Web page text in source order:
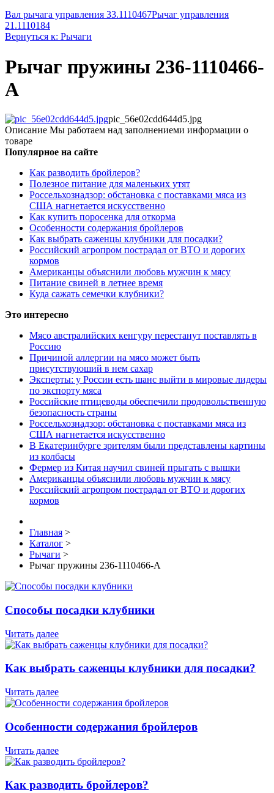
Вал рычага управления 33.1110467Рычаг управления
21.1110184
Вернуться к: Рычаги
Рычаг пружины 236-1110466-
А
pic_56e02cdd644d5.jpg
Описание Мы работаем над заполнениеми информации о
товаре
Популярное на сайте
Как разводить бройлеров?
Полезное питание для маленьких утят
Россельхознадзор: обстановка с поставками мяса из
США нагнетается искусственно
Как купить поросенка для откорма
Особенности содержания бройлеров
Как выбрать саженцы клубники для посадки?
Российский агропром пострадал от ВТО и дорогих
кормов
Американцы объяснили любовь мужчин к мясу
Питание свиней в летнее время
Куда сажать семечки клубники?
Это интересно
Мясо австралийских кенгуру перестанут поставлять в
Россию
Причиной аллергии на мясо может быть
присутствуюший в нем сахар
Эксперты: у России есть шанс выйти в мировые лидеры
по экспорту мяса
Российские птицеводы обеспечили продовольственную
безопасность страны
Россельхознадзор: обстановка с поставками мяса из
США нагнетается искусственно
В Екатеринбурге зрителям были представлены картины
из колбасы
Фермер из Китая научил свиней прыгать с вышки
Американцы объяснили любовь мужчин к мясу
Российский агропром пострадал от ВТО и дорогих
кормов
Главная >
Каталог >
Рычаги >
Рычаг пружины 236-1110466-А
Способы посадки клубники
Читать далее
Как выбрать саженцы клубники для посадки?
Читать далее
Особенности содержания бройлеров
Читать далее
Как разводить бройлеров?